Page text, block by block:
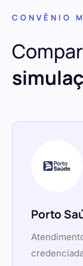
CONVÊNIO
Porto